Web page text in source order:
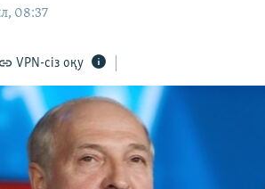
08:37
VPN-сіз оқу